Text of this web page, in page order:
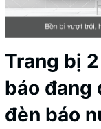
Trang bị
báo đang
đèn báo